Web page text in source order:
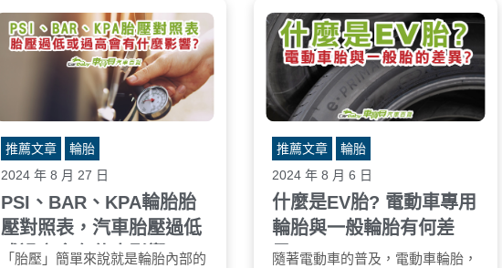
節能效益
燃油效率提升：低滾阻輪胎能減少
3-5%的燃油消耗，這對長途駕駛
或商業運輸特別有吸引力。
減少二氧化碳排放：由於燃油消耗
減少，相應的碳排放也會降低，對
環境更友善。
輪
質
能
研
作
號
對
PSI、BAR、KPA輪胎胎
壓對照表，汽車胎壓過低
或過高會有什麼影響?
2024 年 8 月 27 日
推薦文章 輪胎
「胎壓」簡單來說就是輪胎內部的
PSI、BAR、KPA則是測量胎壓的 PSI (pounds
什麼是EV胎? 電動車專用
輪胎與一般輪胎有何差
異?
2024 年 8 月 6 日
推薦文章 輪胎
隨著電動車的普及，電動車輪胎，
電